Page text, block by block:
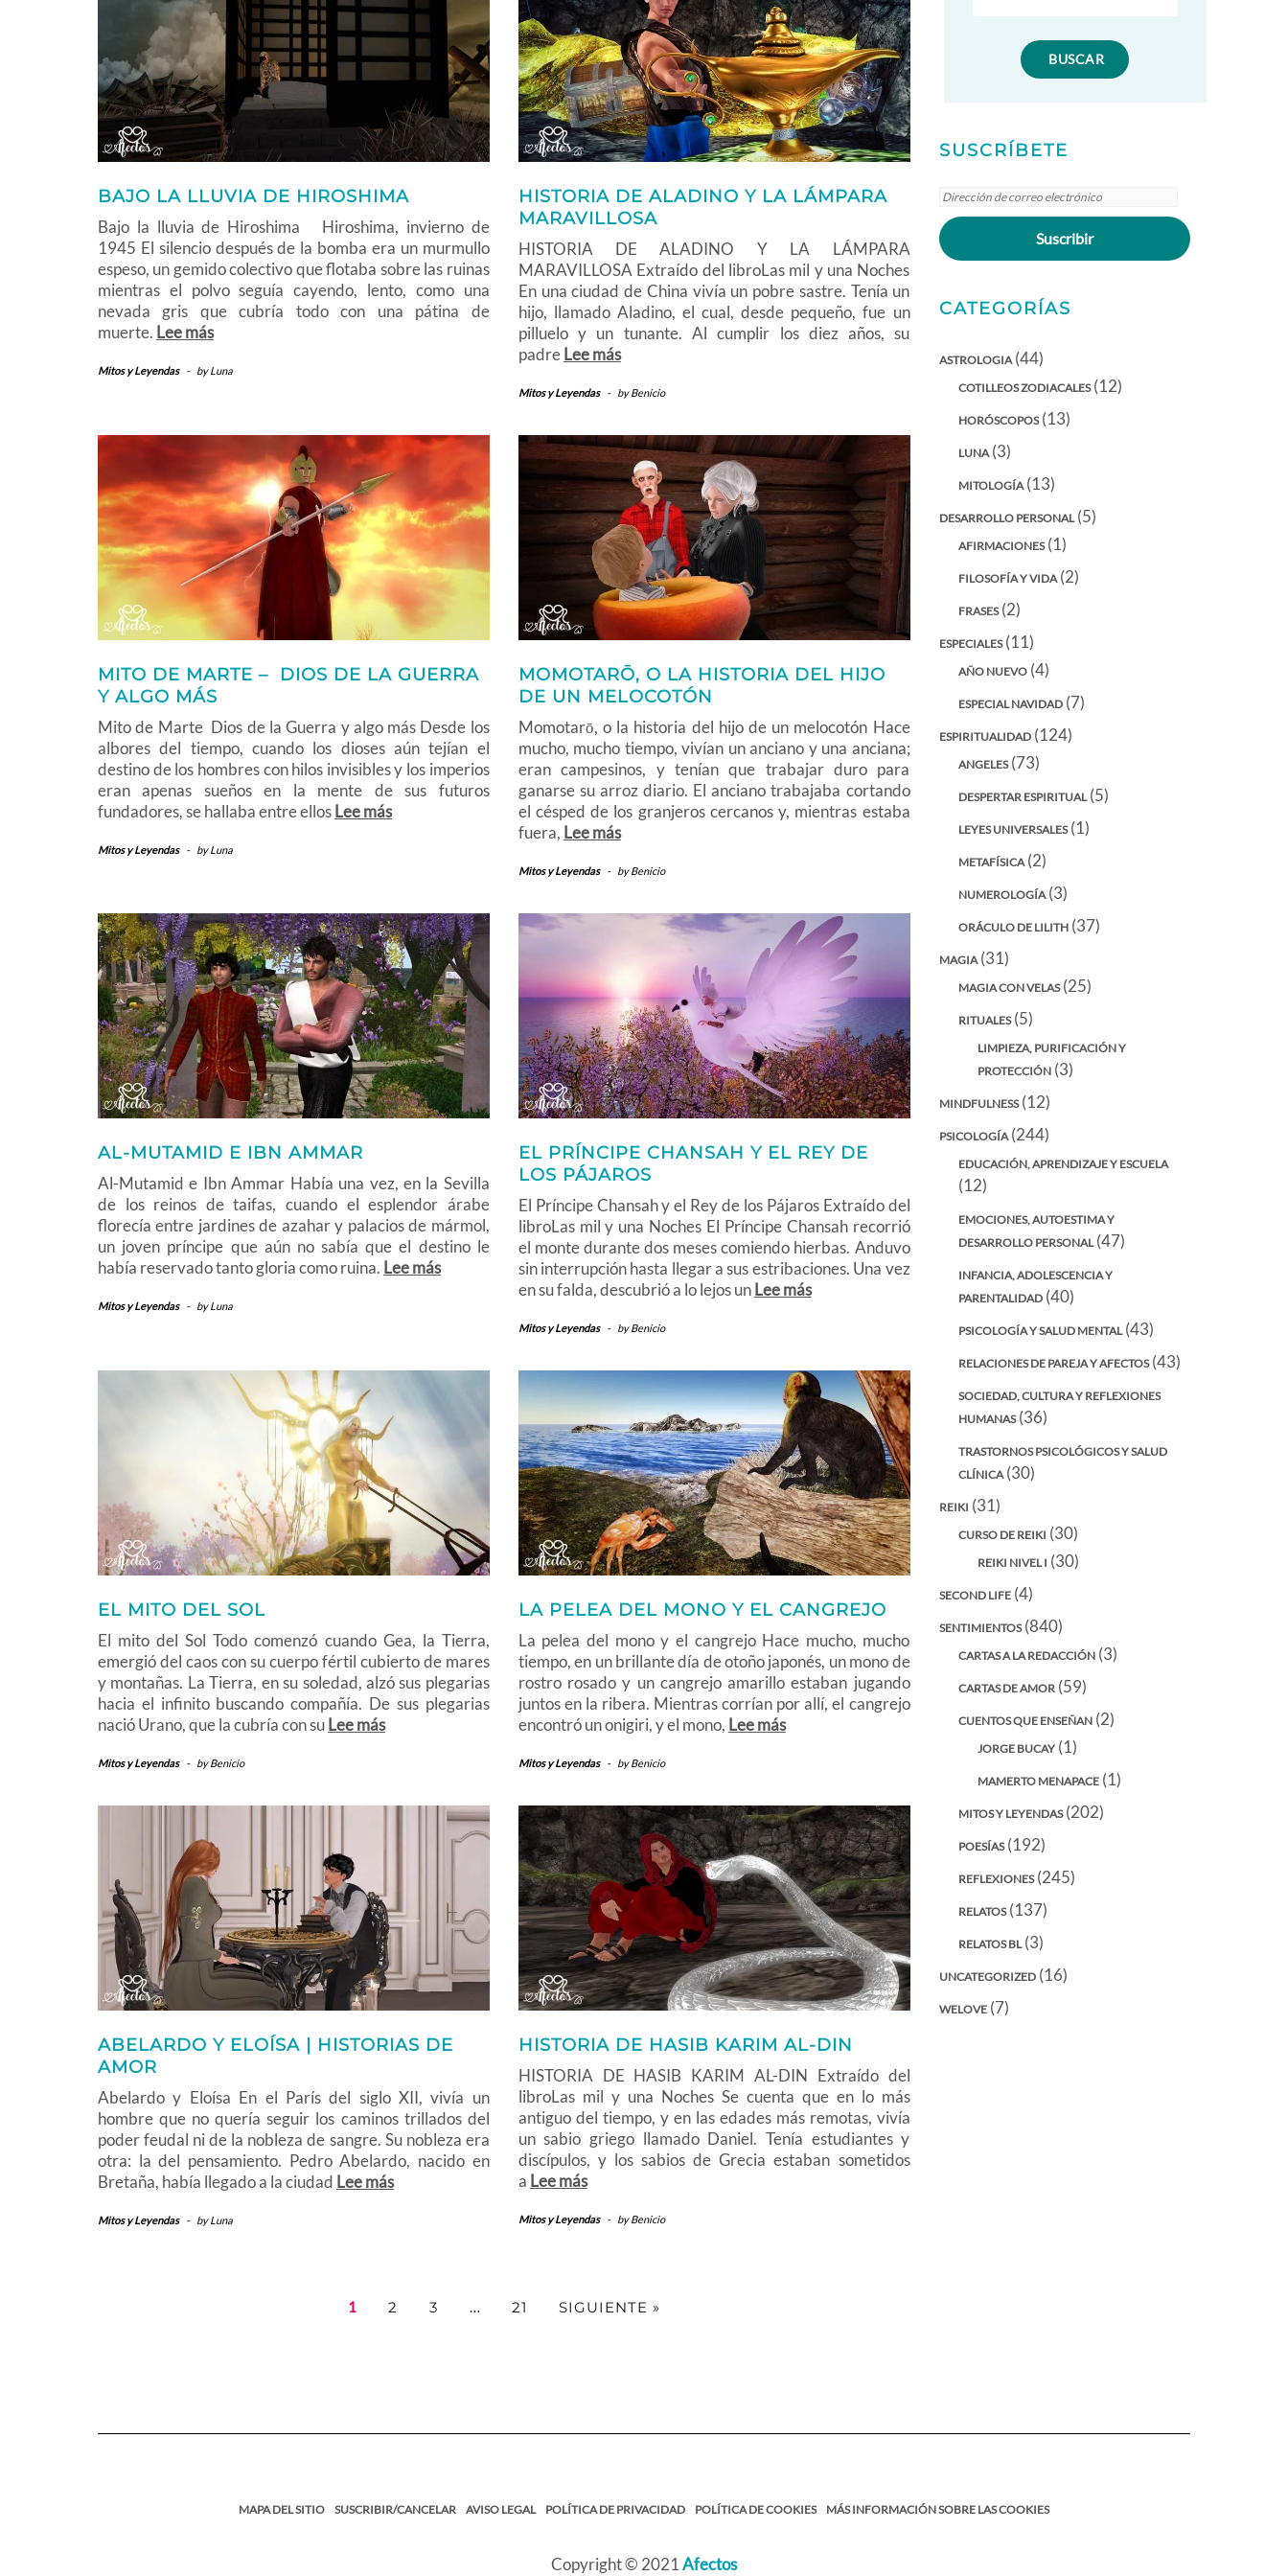
BAJO LA LLUVIA DE HIROSHIMA
Bajo la lluvia de Hiroshima Hiroshima, invierno de
1945 El silencio después de la bomba era un murmullo
espeso, un gemido colectivo que flotaba sobre las ruinas
mientras el polvo seguía cayendo, lento, como una
nevada gris que cubría todo con una pátina de
muerte. Lee más
Mitos y Leyendas - byLuna
HISTORIA DE ALADINO Y LA LÁMPARA
MARAVILLOSA
HISTORIA DE ALADINO Y LA LÁMPARA
MARAVILLOSA Extraído del libroLas mil y una Noches
En una ciudad de China vivía un pobre sastre. Tenía un
hijo, llamado Aladino, el cual, desde pequeño, fue un
pilluelo y un tunante. Al cumplir los diez años, su
padreLee más
Mitos y Leyendas - byBenicio
MITO DE MARTE – DIOS DE LA GUERRA
Y ALGO MÁS
Mito de Marte Dios de la Guerra y algo más Desde los
albores del tiempo, cuando los dioses aún tejían el
destino de los hombres con hilos invisibles y los imperios
eran apenas sueños en la mente de sus futuros
fundadores, se hallaba entre ellosLee más
Mitos y Leyendas - byLuna
MOMOTARŌ, O LA HISTORIA DEL HIJO
DE UN MELOCOTÓN
Momotarō, o la historia del hijo de un melocotón Hace
mucho, mucho tiempo, vivían un anciano y una anciana;
eran campesinos, y tenían que trabajar duro para
ganarse su arroz diario. El anciano trabajaba cortando
el césped de los granjeros cercanos y, mientras estaba
fuera, Lee más
Mitos y Leyendas - byBenicio
AL-MUTAMID E IBN AMMAR
Al-Mutamid e Ibn Ammar Había una vez, en la Sevilla
de los reinos de taifas, cuando el esplendor árabe
florecía entre jardines de azahar y palacios de mármol,
un joven príncipe que aún no sabía que el destino le
había reservado tanto gloria como ruina. Lee más
Mitos y Leyendas - byLuna
EL PRÍNCIPE CHANSAH Y EL REY DE
LOS PÁJAROS
El Príncipe Chansah y el Rey de los Pájaros Extraído del
libroLas mil y una Noches El Príncipe Chansah recorrió
el monte durante dos meses comiendo hierbas. Anduvo
sin interrupción hasta llegar a sus estribaciones. Una vez
en su falda, descubrió a lo lejos unLee más
Mitos y Leyendas - byBenicio
EL MITO DEL SOL
El mito del Sol Todo comenzó cuando Gea, la Tierra,
emergió del caos con su cuerpo fértil cubierto de mares
y montañas. La Tierra, en su soledad, alzó sus plegarias
hacia el infinito buscando compañía. De sus plegarias
nació Urano, que la cubría con suLee más
Mitos y Leyendas - byBenicio
LA PELEA DEL MONO Y EL CANGREJO
La pelea del mono y el cangrejo Hace mucho, mucho
tiempo, en un brillante día de otoño japonés, un mono de
rostro rosado y un cangrejo amarillo estaban jugando
juntos en la ribera. Mientras corrían por allí, el cangrejo
encontró un onigiri, y el mono, Lee más
Mitos y Leyendas - byBenicio
ABELARDO Y ELOÍSA | HISTORIAS DE
AMOR
Abelardo y Eloísa En el París del siglo XII, vivía un
hombre que no quería seguir los caminos trillados del
poder feudal ni de la nobleza de sangre. Su nobleza era
otra: la del pensamiento. Pedro Abelardo, nacido en
Bretaña, había llegado a la ciudad Lee más
Mitos y Leyendas - byLuna
HISTORIA DE HASIB KARIM AL-DIN
HISTORIA DE HASIB KARIM AL-DIN Extraído del
libroLas mil y una Noches Se cuenta que en lo más
antiguo del tiempo, y en las edades más remotas, vivía
un sabio griego llamado Daniel. Tenía estudiantes y
discípulos, y los sabios de Grecia estaban sometidos
a Lee más
Mitos y Leyendas - byBenicio
1 2 3 … 21 SIGUIENTE »
SUSCRÍBETE
Dirección
de
correo
electrónico
Suscribir
CATEGORÍAS
ASTROLOGIA(44)
COTILLEOS ZODIACALES(12)
HORÓSCOPOS(13)
LUNA(3)
MITOLOGÍA(13)
DESARROLLO PERSONAL(5)
AFIRMACIONES(1)
FILOSOFÍA Y VIDA(2)
FRASES(2)
ESPECIALES(11)
AÑO NUEVO(4)
ESPECIAL NAVIDAD(7)
ESPIRITUALIDAD(124)
ANGELES(73)
DESPERTAR ESPIRITUAL(5)
LEYES UNIVERSALES(1)
METAFÍSICA(2)
NUMEROLOGÍA(3)
ORÁCULO DE LILITH(37)
MAGIA(31)
MAGIA CON VELAS(25)
RITUALES(5)
LIMPIEZA, PURIFICACIÓN Y
PROTECCIÓN(3)
MINDFULNESS(12)
PSICOLOGÍA(244)
EDUCACIÓN, APRENDIZAJE Y ESCUELA
(12)
EMOCIONES, AUTOESTIMA Y
DESARROLLO PERSONAL(47)
INFANCIA, ADOLESCENCIA Y
PARENTALIDAD(40)
PSICOLOGÍA Y SALUD MENTAL(43)
RELACIONES DE PAREJA Y AFECTOS(43)
SOCIEDAD, CULTURA Y REFLEXIONES
HUMANAS(36)
TRASTORNOS PSICOLÓGICOS Y SALUD
CLÍNICA(30)
REIKI (31)
CURSO DE REIKI (30)
REIKI NIVEL I (30)
SECOND LIFE(4)
SENTIMIENTOS(840)
CARTAS A LA REDACCIÓN(3)
CARTAS DE AMOR(59)
CUENTOS QUE ENSEÑAN(2)
JORGE BUCAY(1)
MAMERTO MENAPACE(1)
MITOS Y LEYENDAS(202)
POESÍAS(192)
REFLEXIONES(245)
RELATOS(137)
RELATOS BL(3)
UNCATEGORIZED(16)
WELOVE(7)
MAPA DEL SITIO SUSCRIBIR/CANCELAR AVISO LEGAL POLÍTICA DE PRIVACIDAD POLÍTICA DE COOKIES MÁS INFORMACIÓN SOBRE LAS COOKIES
Copyright © 2021Afectos